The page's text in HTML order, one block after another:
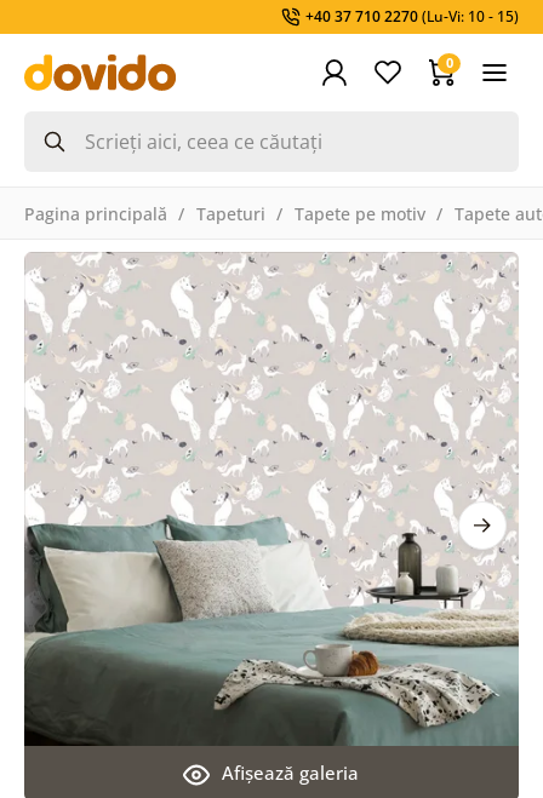
+40 37 710 2270(Lu-Vi: 10 - 15)
0
Pagina principală Tapeturi Tapete pe motiv Tapete
Afişează galeria